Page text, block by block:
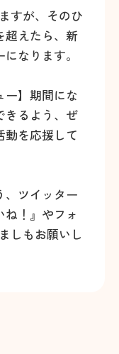
すが、そのひ
超えたら、新
なります。
ー】期間にな
きるよう、ぜ
動を応援して
、ツイッター
！』やフォ
しもお願いし